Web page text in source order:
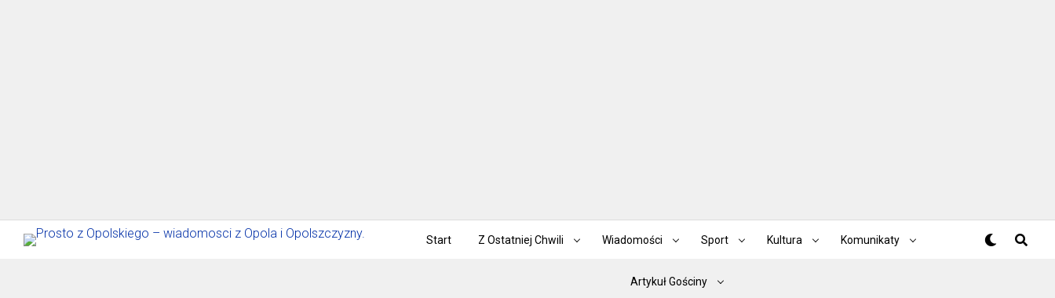
Start Z Ostatniej Chwili Wiadomości Sport Kultura Komunikaty
Artykuł Gościny